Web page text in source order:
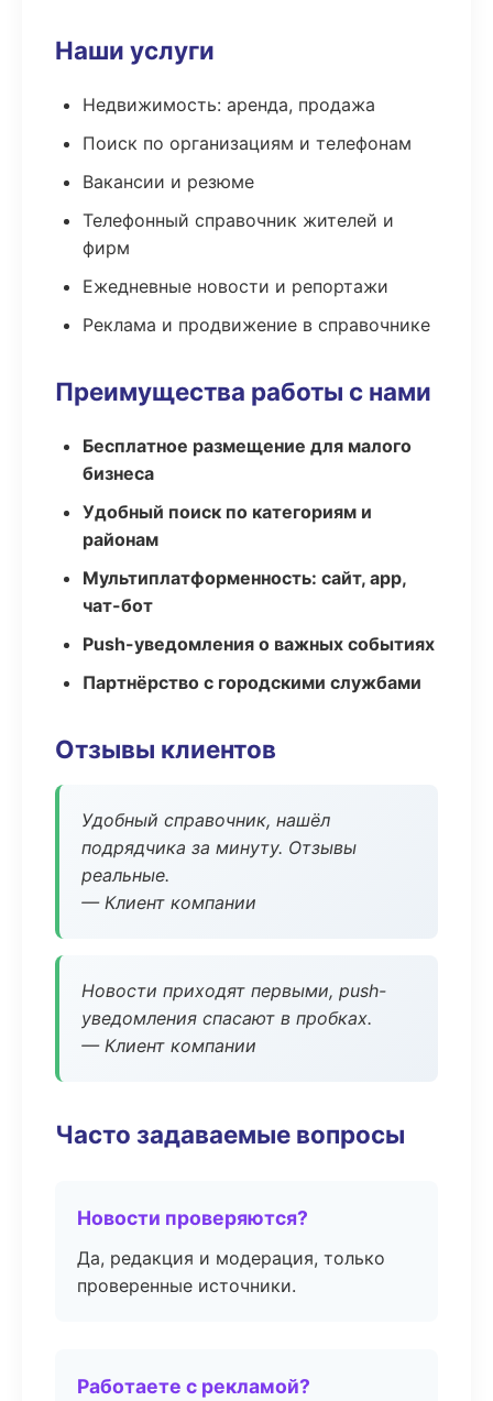
Наши услуги
Недвижимость: аренда, продажа
Поиск по организациям и телефонам
Вакансии и резюме
Телефонный справочник жителей и
фирм
Ежедневные новости и репортажи
Реклама и продвижение в справочнике
Преимущества работы с нами
Бесплатное размещение для малого
бизнеса
Удобный поиск по категориям и
районам
Мультиплатформенность: сайт, app,
чат-бот
Push-уведомления о важных событиях
Партнёрство с городскими службами
Отзывы клиентов
Удобный справочник, нашёл
подрядчика за минуту. Отзывы
реальные.
— Клиент компании
Новости приходят первыми, push-
уведомления спасают в пробках.
— Клиент компании
Часто задаваемые вопросы
Новости проверяются?
Да, редакция и модерация, только
проверенные источники.
Работаете с рекламой?